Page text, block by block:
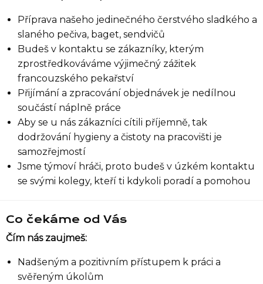
Příprava našeho jedinečného čerstvého sladkého a
slaného pečiva, baget, sendvičů
Budeš v kontaktu se zákazníky, kterým
zprostředkováváme výjimečný zážitek
francouzského pekařství
Přijímání a zpracování objednávek je nedílnou
součástí náplně práce
Aby se u nás zákazníci cítili příjemně, tak
dodržování hygieny a čistoty na pracovišti je
samozřejmostí
Jsme týmoví hráči, proto budeš v úzkém kontaktu
se svými kolegy, kteří ti kdykoli poradí a pomohou
Co čekáme od Vás
Čím nás zaujmeš:
Nadšeným a pozitivním přístupem k práci a
svěřeným úkolům